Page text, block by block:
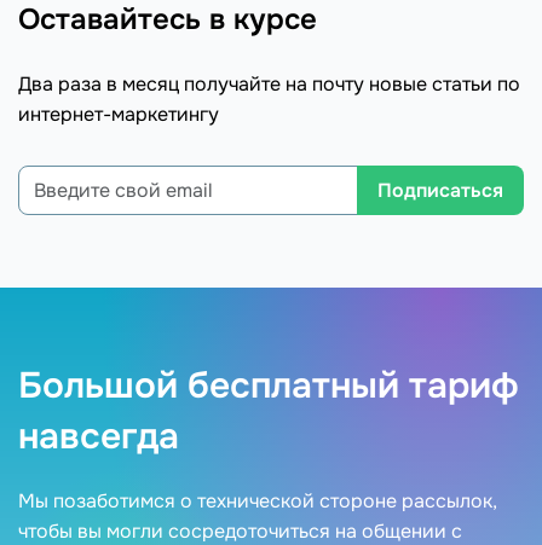
Оставайтесь в курсе
Два раза в месяц получайте на почту новые статьи по
интернет-маркетингу
Подписаться
Большой бесплатный тариф
навсегда
Мы позаботимся о технической стороне рассылок,
чтобы вы могли сосредоточиться на общении с